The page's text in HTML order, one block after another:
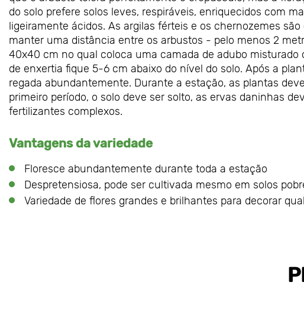
do solo prefere solos leves, respiráveis, enriquecidos com
ligeiramente ácidos. As argilas férteis e os chernozemes
manter uma distância entre os arbustos - pelo menos 2
40x40 cm no qual coloca uma camada de adubo
de enxertia fique 5-6 cm abaixo do nível do solo. Após a
regada abundantemente. Durante a estação, as plantas
primeiro período, o solo deve ser solto, as ervas daninhas
fertilizantes complexos.
Vantagens da variedade
Floresce abundantemente durante toda a estação
Despretensiosa, pode ser cultivada mesmo em solos
Variedade de flores grandes e brilhantes para decorar